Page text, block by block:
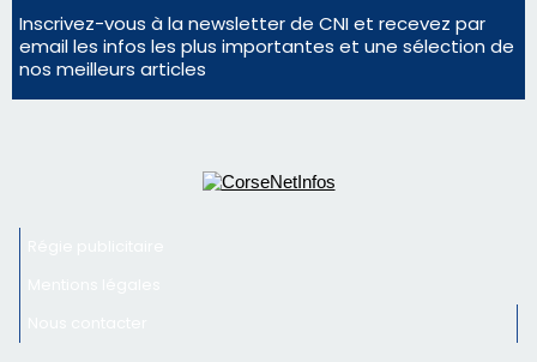
Inscrivez-vous à la newsletter de CNI et recevez par
email les infos les plus importantes et une sélection de
nos meilleurs articles